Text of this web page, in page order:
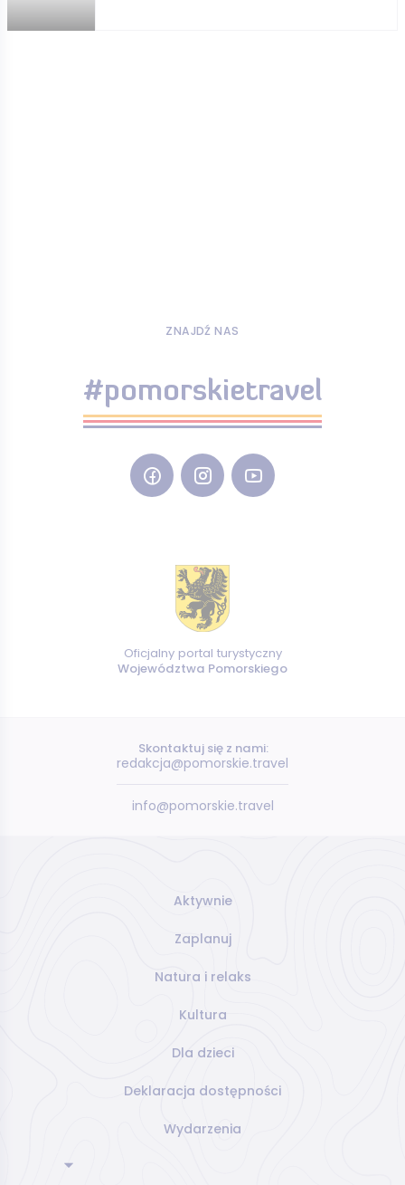
ZNAJDŹ NAS
#pomorskietravel
Oficjalny portal turystyczny
Województwa Pomorskiego
Skontaktuj się z nami:
redakcja@pomorskie.travel
info@pomorskie.travel
Aktywnie
Zaplanuj
Natura i relaks
Kultura
Dla dzieci
Deklaracja dostępności
Wydarzenia